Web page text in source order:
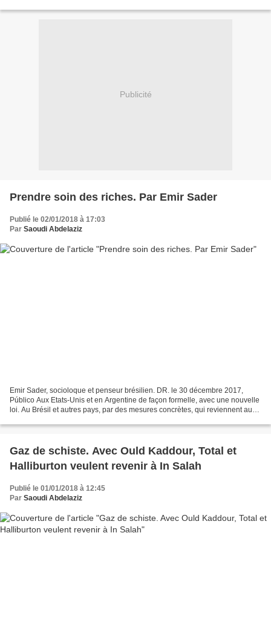
Publicité
Prendre soin des riches. Par Emir Sader
Publié le 02/01/2018 à 17:03
Par Saoudi Abdelaziz
Emir Sader, socioloque et penseur brésilien. DR. le 30 décembre 2017,
Público Aux Etats-Unis et en Argentine de façon formelle, avec une nouvelle
loi. Au Brésil et autres pays, par des mesures concrètes, qui reviennent au
Gaz de schiste. Avec Ould Kaddour, Total et
Halliburton veulent revenir à In Salah
Publié le 01/01/2018 à 12:45
Par Saoudi Abdelaziz